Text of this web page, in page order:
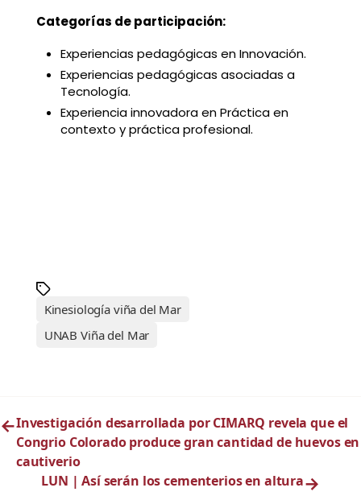
Categorías de participación:
Experiencias pedagógicas en Innovación.
Experiencias pedagógicas asociadas a
Tecnología.
Experiencia innovadora en Práctica en
contexto y práctica profesional.
Kinesiología viña del Mar
UNAB Viña del Mar
←Investigación desarrollada por CIMARQ revela que el
Congrio Colorado produce gran cantidad de huevos en
cautiverio
LUN | Así serán los cementerios en altura→